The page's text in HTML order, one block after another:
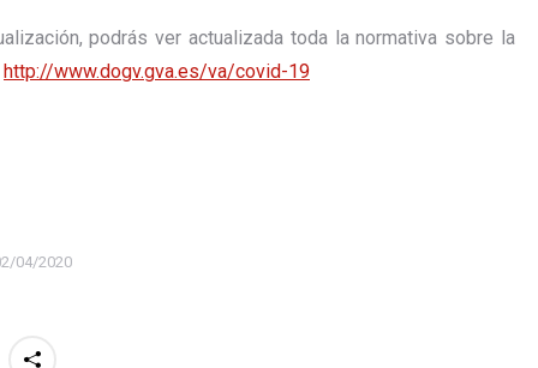
podrás ver actualizada toda la normativa sobre la
http://www.dogv.gva.es/va/covid-19
04/2020